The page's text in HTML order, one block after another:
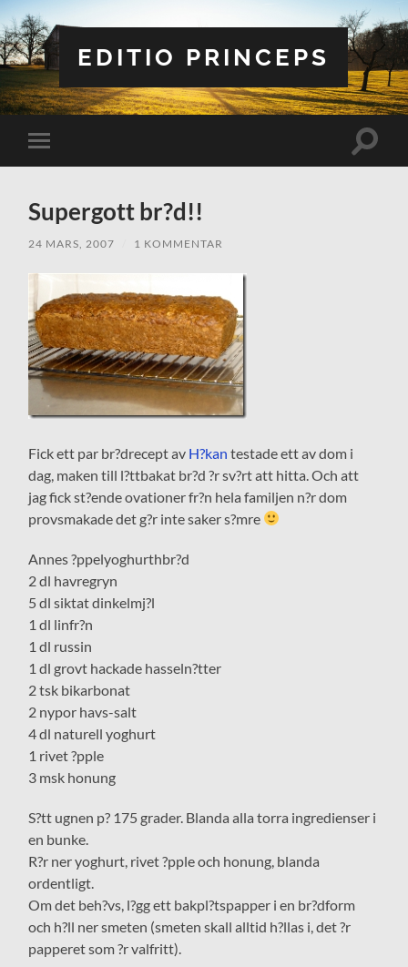
EDITIO PRINCEPS
Slå
på/av
Slå
Supergott br?d!!
24 MARS, 2007 1 KOMMENTAR
Fick ett par br?drecept av H?kan testade ett av dom i
dag, maken till l?ttbakat br?d ?r sv?rt att hitta. Och att
jag fick st?ende ovationer fr?n hela familjen n?r dom
provsmakade det g?r inte saker s?mre
Annes ?ppelyoghurthbr?d
2 dl havregryn
5 dl siktat dinkelmj?l
1 dl linfr?n
1 dl russin
1 dl grovt hackade hasseln?tter
2 tsk bikarbonat
2 nypor havs-salt
4 dl naturell yoghurt
1 rivet ?pple
3 msk honung
S?tt ugnen p? 175 grader. Blanda alla torra ingredienser i
en bunke.
R?r ner yoghurt, rivet ?pple och honung, blanda
ordentligt.
Om det beh?vs, l?gg ett bakpl?tspapper i en br?dform
och h?ll ner smeten (smeten skall alltid h?llas i, det ?r
papperet som ?r valfritt).